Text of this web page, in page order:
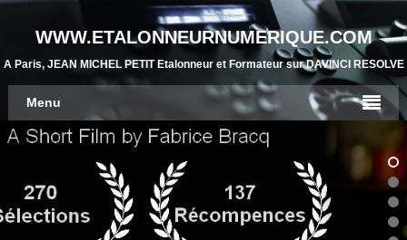
WWW.ETALONNEURNUMERIQUE.COM
A Paris, JEAN MICHEL PETIT Etalonneur et Formateur sur DAVINCI RESOLVE
Menu